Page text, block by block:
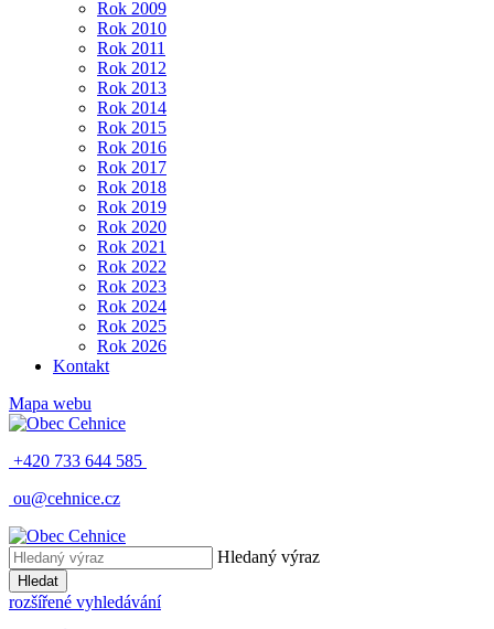
Rok 2009
Rok 2010
Rok 2011
Rok 2012
Rok 2013
Rok 2014
Rok 2015
Rok 2016
Rok 2017
Rok 2018
Rok 2019
Rok 2020
Rok 2021
Rok 2022
Rok 2023
Rok 2024
Rok 2025
Rok 2026
Kontakt
Mapa webu
+420 733 644 585
ou@cehnice.cz
Hledaný výraz
Hledat
rozšířené vyhledávání